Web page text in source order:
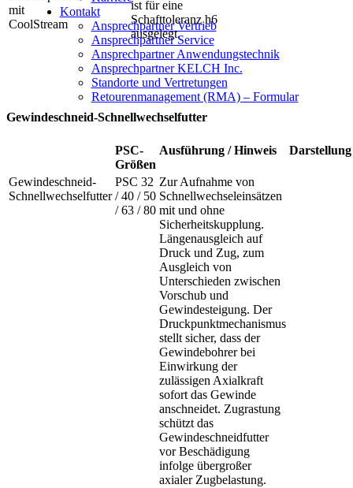
Kontakt
Ansprechpartner Vertrieb
Ansprechpartner Service
Ansprechpartner Anwendungstechnik
Ansprechpartner KELCH Inc.
Standorte und Vertretungen
Retourenmanagement (RMA) – Formular
mit
CoolStream
ist für eine
Schafttoleranz h6
ausgelegt.
Gewindeschneid-Schnellwechselfutter
PSC-
Größen
Ausführung / Hinweis Darstellung
Gewindeschneid-
Schnellwechselfutter
PSC 32
/ 40 / 50
/ 63 / 80
Zur Aufnahme von
Schnellwechseleinsätzen
mit und ohne
Sicherheitskupplung.
Längenausgleich auf
Druck und Zug, zum
Ausgleich von
Unterschieden zwischen
Vorschub und
Gewindesteigung. Der
Druckpunktmechanismus
stellt sicher, dass der
Gewindebohrer bei
Einwirkung der
zulässigen Axialkraft
sofort das Gewinde
anschneidet. Zugrastung
schützt das
Gewindeschneidfutter
vor Beschädigung
infolge übergroßer
axialer Zugbelastung.